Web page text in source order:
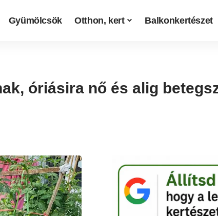
Gyümölcsök Otthon, kert Balkonkertészet
óriásira nő és alig